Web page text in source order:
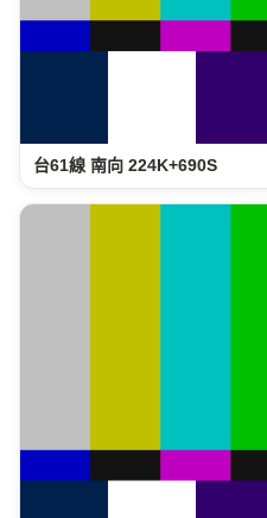
台61線 南向 224K+690S